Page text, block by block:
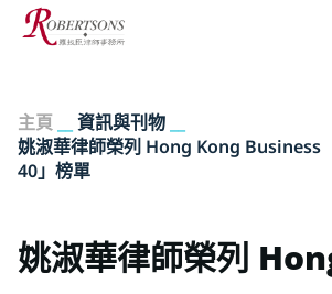
主頁 資訊與刊物
姚淑華律師榮列 Hong Kong Business
40」榜單
姚淑華律師榮列